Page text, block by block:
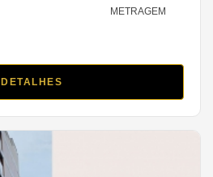
METRAGEM
DETALHES